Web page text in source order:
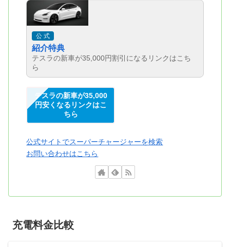
公 式
紹介特典
テスラの新車が35,000円割引になるリンクはこち
ら
テスラの新車が35,000
円安くなるリンクはこ
ちら
公式サイトでスーパーチャージャーを検索
お問い合わせはこちら
充電料金比較